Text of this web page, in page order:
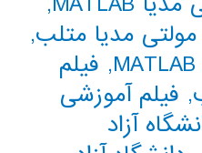
مدیا متلب,
, فیلم
, فیلم آموزشی
آزاد